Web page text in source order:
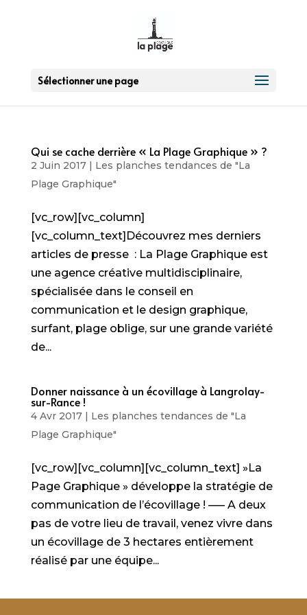
Sélectionner une page
Qui se cache derrière « La Plage Graphique » ?
2 Juin 2017| Les planches tendances de "La
Plage Graphique"
[vc_row][vc_column]
[vc_column_text]Découvrez mes derniers
articles de presse : La Plage Graphique est
une agence créative multidisciplinaire,
spécialisée dans le conseil en
communication et le design graphique,
surfant, plage oblige, sur une grande variété
de...
Donner naissance à un écovillage à Langrolay-
sur-Rance !
4 Avr 2017| Les planches tendances de "La
Plage Graphique"
[vc_row][vc_column][vc_column_text] »La
Page Graphique » développe la stratégie de
communication de l’écovillage ! —– A deux
pas de votre lieu de travail, venez vivre dans
un écovillage de 3 hectares entièrement
réalisé par une équipe...